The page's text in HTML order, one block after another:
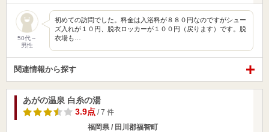
50代～
男性
初めての訪問でした。料金は入浴料が８８０円なのですがシュー
ズ入れが１０円、脱衣ロッカーが１００円（戻ります）です。脱
衣場も…
関連情報から探す
あがの温泉 白糸の湯
3.9点 / 7 件
福岡県 / 田川郡福智町